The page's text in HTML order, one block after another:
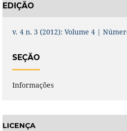
EDIÇÃO
v. 4 n. 3 (2012): Volume 4 |
SEÇÃO
Informações
LICENÇA